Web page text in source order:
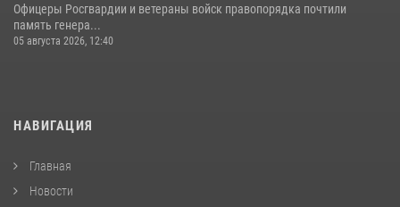
Офицеры Росгвардии и ветераны войск правопорядка почтили
память генера...
05 августа 2026, 12:40
НАВИГАЦИЯ
Главная
Новости